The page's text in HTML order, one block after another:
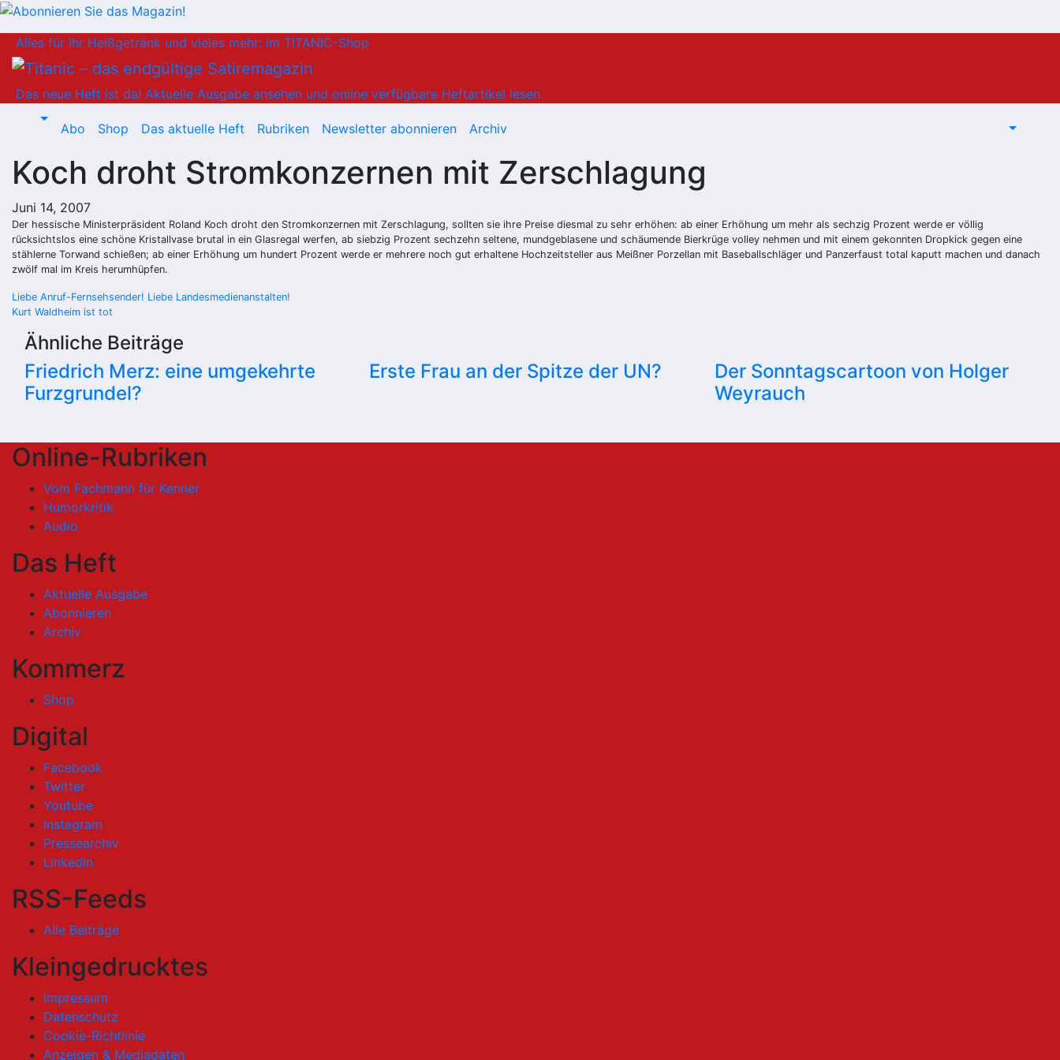
Inhalt
springen
Alles für Ihr Heißgetränk und vieles mehr: im TITANIC-Shop
Das neue Heft ist da! Aktuelle Ausgabe ansehen und online verfügbare Heftartikel lesen.
Abo Shop Das aktuelle Heft Rubriken Newsletter abonnieren Archiv
Koch droht Stromkonzernen mit Zerschlagung
Juni 14, 2007
Der hessische Ministerpräsident Roland Koch droht den Stromkonzernen mit Zerschlagung, sollten sie ihre Preise diesmal zu sehr erhöhen: ab einer Erhöhung um mehr als sechzig Prozent werde er völlig
rücksichtslos eine schöne Kristallvase brutal in ein Glasregal werfen, ab siebzig Prozent sechzehn seltene, mundgeblasene und schäumende Bierkrüge volley nehmen und mit einem gekonnten Dropkick gegen eine
stählerne Torwand schießen; ab einer Erhöhung um hundert Prozent werde er mehrere noch gut erhaltene Hochzeitsteller aus Meißner Porzellan mit Baseballschläger und Panzerfaust total kaputt machen und danach
zwölf mal im Kreis herumhüpfen.
Beitragsnavigation
Liebe Anruf-Fernsehsender! Liebe Landesmedienanstalten!
Kurt Waldheim ist tot
Ähnliche Beiträge
Friedrich Merz: eine umgekehrte
Furzgrundel?
Erste Frau an der Spitze der UN?
Der Sonntagscartoon von Holger
Weyrauch
Online-Rubriken
Vom Fachmann für Kenner
Humorkritik
Audio
Das Heft
Aktuelle Ausgabe
Abonnieren
Archiv
Kommerz
Shop
Digital
Facebook
Twitter
Youtube
Instagram
Pressearchiv
LinkedIn
RSS-Feeds
Alle Beiträge
Kleingedrucktes
Impressum
Datenschutz
Cookie-Richtlinie
Anzeigen & Mediadaten